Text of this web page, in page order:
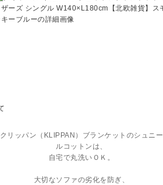
クリッパン（KLIPPAN）ブランケットのシュニー
ルコットンは、
自宅で丸洗いＯＫ。
大切なソファの劣化を防ぎ、